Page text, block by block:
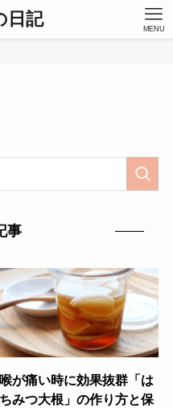
日記 MENU
事
喉が痛い時に効果抜群「は
ちみつ大根」の作り方と保